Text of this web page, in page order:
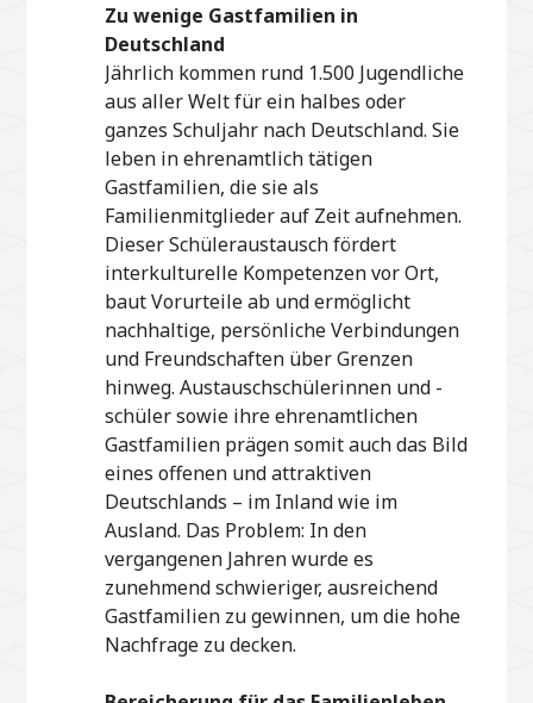
Zu wenige Gastfamilien in
Deutschland
Jährlich kommen rund 1.500 Jugendliche
aus aller Welt für ein halbes oder
ganzes Schuljahr nach Deutschland. Sie
leben in ehrenamtlich tätigen
Gastfamilien, die sie als
Familienmitglieder auf Zeit aufnehmen.
Dieser Schüleraustausch fördert
interkulturelle Kompetenzen vor Ort,
baut Vorurteile ab und ermöglicht
nachhaltige, persönliche Verbindungen
und Freundschaften über Grenzen
hinweg. Austauschschülerinnen und -
schüler sowie ihre ehrenamtlichen
Gastfamilien prägen somit auch das Bild
eines offenen und attraktiven
Deutschlands – im Inland wie im
Ausland. Das Problem: In den
vergangenen Jahren wurde es
zunehmend schwieriger, ausreichend
Gastfamilien zu gewinnen, um die hohe
Nachfrage zu decken.